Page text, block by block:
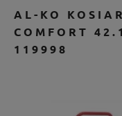
AL-KO
COMFORT
119998